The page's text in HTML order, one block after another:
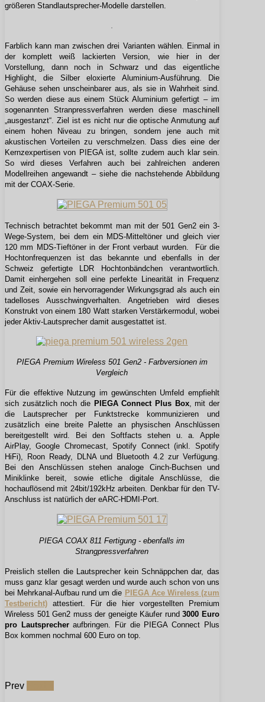
größeren Standlautsprecher-Modelle darstellen.
Farblich kann man zwischen drei Varianten wählen. Einmal in
der komplett weiß lackierten Version, wie hier in der
Vorstellung, dann noch in Schwarz und das eigentliche
Highlight, die Silber eloxierte Aluminium-Ausführung. Die
Gehäuse sehen unscheinbarer aus, als sie in Wahrheit sind.
So werden diese aus einem Stück Aluminium gefertigt – im
sogenannten Stranpressverfahren werden diese maschinell
„ausgestanzt“. Ziel ist es nicht nur die optische Anmutung auf
einem hohen Niveau zu bringen, sondern jene auch mit
akustischen Vorteilen zu verschmelzen. Dass dies eine der
Kernzexpertisen von PIEGA ist, sollte zudem auch klar sein.
So wird dieses Verfahren auch bei zahlreichen anderen
Modellreihen angewandt – siehe die nachstehende Abbildung
mit der COAX-Serie.
Technisch betrachtet bekommt man mit der 501 Gen2 ein 3-
Wege-System, bei dem ein MDS-Mitteltöner und gleich vier
120 mm MDS-Tieftöner in der Front verbaut wurden. Für die
Hochtonfrequenzen ist das bekannte und ebenfalls in der
Schweiz gefertigte LDR Hochtonbändchen verantwortlich.
Damit einhergehen soll eine perfekte Linearität in Frequenz
und Zeit, sowie ein hervorragender Wirkungsgrad als auch ein
tadelloses Ausschwingverhalten. Angetrieben wird dieses
Konstrukt von einem 180 Watt starken Verstärkermodul, wobei
jeder Aktiv-Lautsprecher damit ausgestattet ist.
PIEGA Premium Wireless 501 Gen2 - Farbversionen im
Vergleich
Für die effektive Nutzung im gewünschten Umfeld empfiehlt
sich zusätzlich noch die PIEGA Connect Plus Box, mit der
die Lautsprecher per Funktstrecke kommunizieren und
zusätzlich eine breite Palette an physischen Anschlüssen
bereitgestellt wird. Bei den Softfacts stehen u. a. Apple
AirPlay, Google Chromecast, Spotify Connect (inkl. Spotify
HiFi), Roon Ready, DLNA und Bluetooth 4.2 zur Verfügung.
Bei den Anschlüssen stehen analoge Cinch-Buchsen und
Miniklinke bereit, sowie etliche digitale Anschlüsse, die
hochauflösend mit 24bit/192kHz arbeiten. Denkbar für den TV-
Anschluss ist natürlich der eARC-HDMI-Port.
PIEGA COAX 811 Fertigung - ebenfalls im
Strangpressverfahren
Preislich stellen die Lautsprecher kein Schnäppchen dar, das
muss ganz klar gesagt werden und wurde auch schon von uns
bei Mehrkanal-Aufbau rund um die PIEGA Ace Wireless (zum
Testbericht) attestiert. Für die hier vorgestellten Premium
Wireless 501 Gen2 muss der geneigte Käufer rund3000 Euro
pro Lautsprecheraufbringen. Für die PIEGA Connect Plus
Box kommen nochmal 600 Euro on top.
Prev